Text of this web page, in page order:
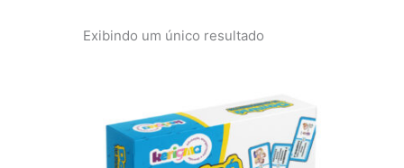
Exibindo um único resultado